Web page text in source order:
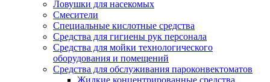
Ловушки для насекомых
Смесители
Специальные кислотные средства
Средства для гигиены рук персонала
Средства для мойки технологического
оборудования и помещений
Средства для обслуживания пароконвектоматов
Жидкие концентрированные средства